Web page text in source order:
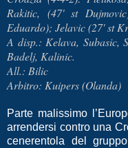
Rakitic, (47' st
Eduardo); Jelavic (27' st
A disp.: Kelava, Subasic,
Badelj, Kalinic.
All.: Bilic
Arbitro: Kuipers (Olanda)
Parte malissimo
arrendersi contro una
cenerentola del